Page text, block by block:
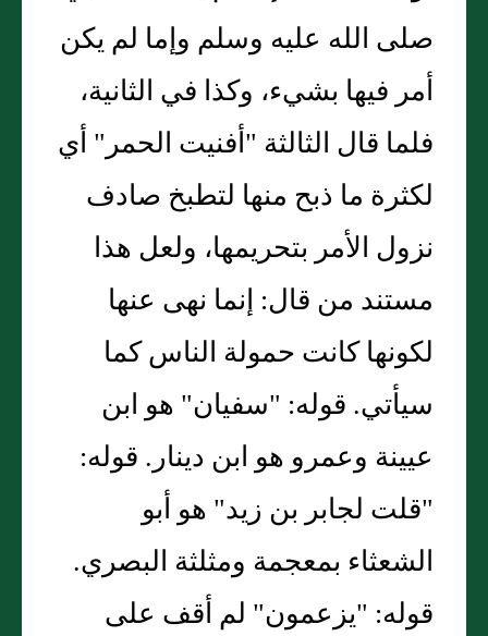
صلى الله عليه وسلم وإما لم يكن
أمر فيها بشيء، وكذا في الثانية،
فلما قال الثالثة "أفنيت الحمر" أي
لكثرة ما ذبح منها لتطبخ صادف
نزول الأمر بتحريمها، ولعل هذا
مستند من قال: إنما نهى عنها
لكونها كانت حمولة الناس كما
سيأتي. قوله: "سفيان" هو ابن
عيينة وعمرو هو ابن دينار. قوله:
"قلت لجابر بن زيد" هو أبو
الشعثاء بمعجمة ومثلثة البصري.
قوله: "يزعمون" لم أقف على